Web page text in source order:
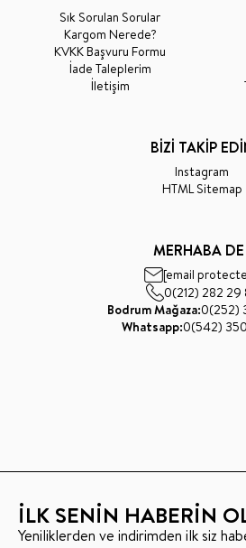
Sık Sorulan Sorular
Kargom Nerede?
KVKK Başvuru Formu
İade Taleplerim
İletişim
BİZİ TAKİP
Instagram
HTML Sitemap
MERHABA
[email
0(212) 282 29
Bodrum Mağaza:0(252)
Whatsapp:0(542)
İLK SENİN HABERİN
Yeniliklerden ve indirimden ilk siz